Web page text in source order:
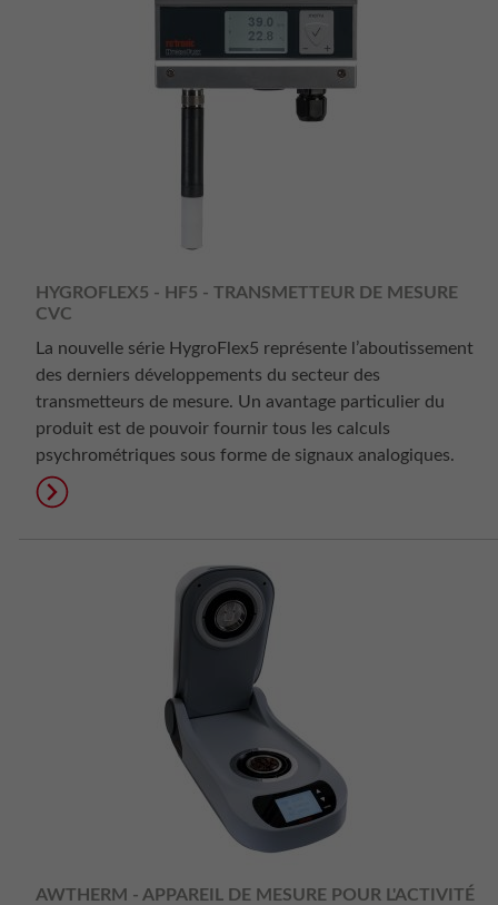
HYGROFLEX5 - HF5 - TRANSMETTEUR DE MESURE
CVC
La nouvelle série HygroFlex5 représente l’aboutissement
des derniers développements du secteur des
transmetteurs de mesure. Un avantage particulier du
produit est de pouvoir fournir tous les calculs
psychrométriques sous forme de signaux analogiques.
AWTHERM - APPAREIL DE MESURE POUR L'ACTIVITÉ